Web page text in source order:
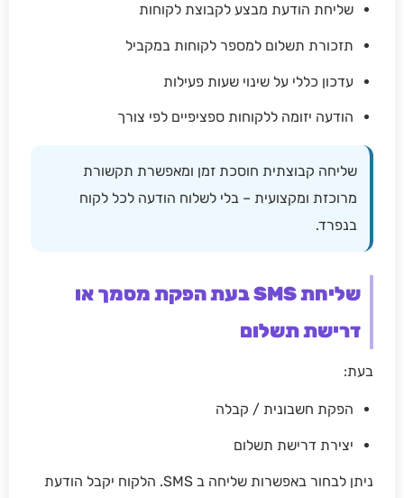
שליחת הודעת מבצע לקבוצת לקוחות
תזכורת תשלום למספר לקוחות במקביל
עדכון כללי על שינוי שעות פעילות
הודעה יזומה ללקוחות ספציפיים לפי צורך
שליחה קבוצתית חוסכת זמן ומאפשרת תקשורת
מרוכזת ומקצועית – בלי לשלוח הודעה לכל לקוח
בנפרד.
שליחת SMS בעת הפקת מסמך או
דרישת תשלום
בעת:
הפקת חשבונית / קבלה
יצירת דרישת תשלום
ניתן לבחור באפשרות שליחה ב SMS. הלקוח יקבל הודעת